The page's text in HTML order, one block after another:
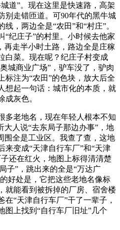
道”。现在这里是快速路，高架
别走错匝道。可90年代的黑牛城
，两边全是“农田”和“村庄”。
“纪庄子”的村里。小时候去他家
再走半小时土路，路边全是庄稼
白菜。现在呢？纪庄子村变成
城商业广场”，驴车没了，驴肉
标注为“农田”的色块，放大后全
想起一句话：城市化的本质，就
成灰色。
多老地名，现在年轻人根本不知
大人说“去东局子那边办事”，地
围全是工业区。我查了查，这地
来变成“天津自行车厂”和“天津
还在红火，地图上标得清清楚
子”，跳出来的全是“万达广
好处是，它把这些老地名像标
就能看到被拆掉的厂房、宿舍楼
“天津自行车厂”干了一辈子，
图上找到“自行车厂旧址”几个